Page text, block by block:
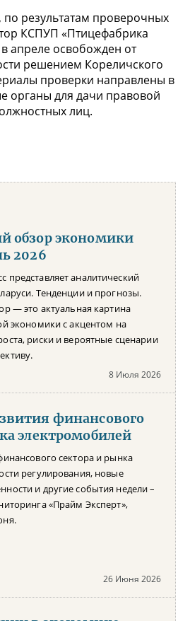
результатам проверочных
КСПУП «Птицефабрика
апреле освобожден от
решением Кореличского
проверки направлены в
органы для дачи правовой
лиц.
обзор экономики
2026
аналитический
Тенденции и прогнозы.
— это актуальная картина
экономики с акцентом на
риски и вероятные сценарии
8 Июля 2026
финансового
электромобилей
сектора и рынка
регулирования, новые
и другие события недели –
«Прайм Эксперт»,
26 Июня 2026